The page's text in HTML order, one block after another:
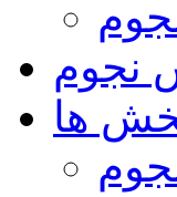
نجوم
ها